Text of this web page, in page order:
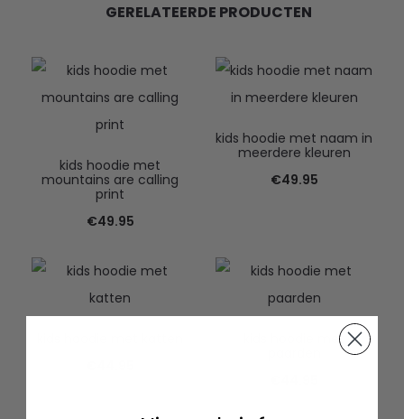
GERELATEERDE PRODUCTEN
kids hoodie met
mountains are calling
print
€49.95
kids hoodie met naam in
meerdere kleuren
€49.95
kids hoodie met